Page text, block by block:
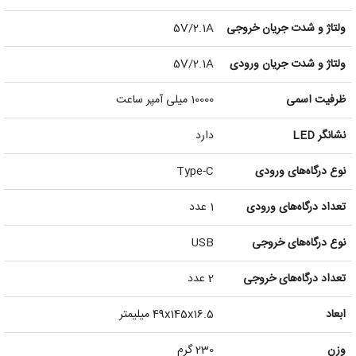
ولتاژ و شدت جریان خروجی
5V/2.1A
ولتاژ و شدت جریان ورودی
5V/2.1A
ظرفیت اسمی
10000 میلی آمپر ساعت
نشانگر LED
دارد
نوع درگاه‌های ورودی
Type-C
تعداد درگاه‌های ورودی
1 عدد
نوع درگاه‌های خروجی
USB
تعداد درگاه‌های خروجی
2 عدد
ابعاد
49x145x16.5 میلیمتر
وزن
230 گرم